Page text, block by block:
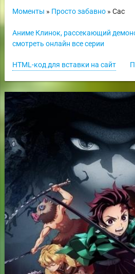
Моменты » Просто забавно» Сас
Аниме Клинок, рассекающий
смотреть онлайн все серии
HTML-код для вставки на сайт